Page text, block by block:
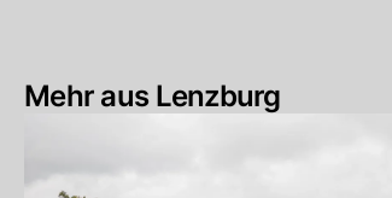
Mehr aus Lenzburg